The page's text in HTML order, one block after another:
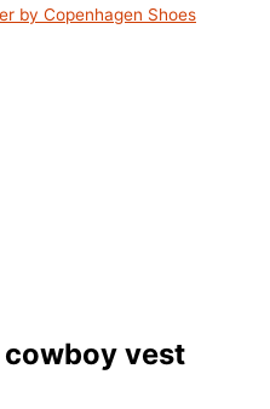
by Copenhagen Shoes
cowboy vest